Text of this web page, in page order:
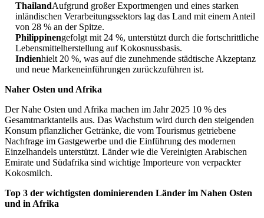
ThailandAufgrund großer Exportmengen und eines starken
inländischen Verarbeitungssektors lag das Land mit einem Anteil
von 28 % an der Spitze.
Philippinengefolgt mit 24 %, unterstützt durch die fortschrittliche
Lebensmittelherstellung auf Kokosnussbasis.
Indienhielt 20 %, was auf die zunehmende städtische Akzeptanz
und neue Markeneinführungen zurückzuführen ist.
Naher Osten und Afrika
Der Nahe Osten und Afrika machen im Jahr 2025 10 % des
Gesamtmarktanteils aus. Das Wachstum wird durch den steigenden
Konsum pflanzlicher Getränke, die vom Tourismus getriebene
Nachfrage im Gastgewerbe und die Einführung des modernen
Einzelhandels unterstützt. Länder wie die Vereinigten Arabischen
Emirate und Südafrika sind wichtige Importeure von verpackter
Kokosmilch.
Top 3 der wichtigsten dominierenden Länder im Nahen Osten
und in Afrika